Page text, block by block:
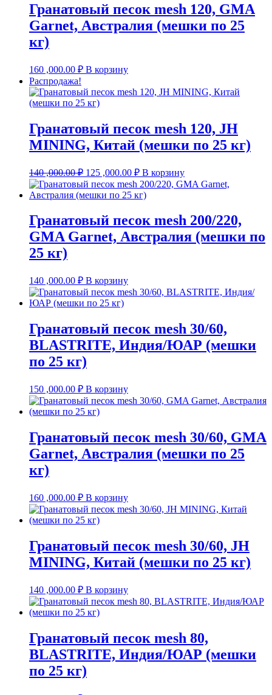
Гранатовый песок mesh 120, GMA
Garnet, Австралия (мешки по 25
кг)
160 ,000.00 ₽ В корзину
Распродажа!
Гранатовый песок mesh 120, JH
MINING, Китай (мешки по 25 кг)
140 ,000.00₽ Первоначальная
цена
составляла
140
,000.00 ₽.
125 ,000.00 ₽Текущая
цена:
125
В корзину
Гранатовый песок mesh 200/220,
GMA Garnet, Австралия (мешки по
25 кг)
140 ,000.00 ₽ В корзину
Гранатовый песок mesh 30/60,
BLASTRITE, Индия/ЮАР (мешки
по 25 кг)
150 ,000.00 ₽ В корзину
Гранатовый песок mesh 30/60, GMA
Garnet, Австралия (мешки по 25
кг)
160 ,000.00 ₽ В корзину
Гранатовый песок mesh 30/60, JH
MINING, Китай (мешки по 25 кг)
140 ,000.00 ₽ В корзину
Гранатовый песок mesh 80,
BLASTRITE, Индия/ЮАР (мешки
по 25 кг)